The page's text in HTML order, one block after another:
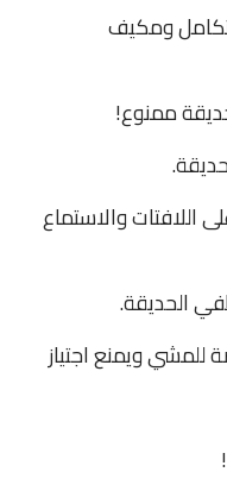
ومكيف
ممنوع!
اللافتات والاستماع
الحديقة.
للمشي ويمنع اجتياز